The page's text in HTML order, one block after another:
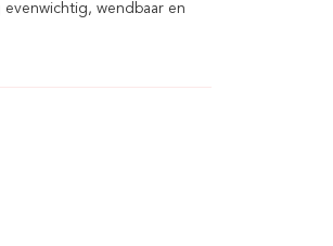
wendbaar en